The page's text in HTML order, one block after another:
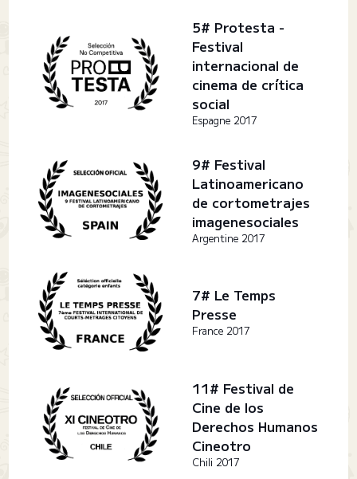
5# Protesta -
Festival
internacional de
cinema de crítica
social
Espagne 2017
9# Festival
Latinoamericano
de cortometrajes
imagenesociales
Argentine 2017
7# Le Temps
Presse
France 2017
11# Festival de
Cine de los
Derechos Humanos
Cineotro
Chili 2017